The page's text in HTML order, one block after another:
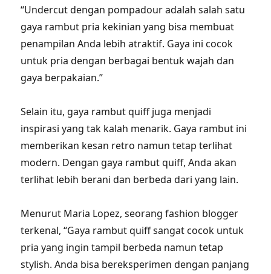
“Undercut dengan pompadour adalah salah satu
gaya rambut pria kekinian yang bisa membuat
penampilan Anda lebih atraktif. Gaya ini cocok
untuk pria dengan berbagai bentuk wajah dan
gaya berpakaian.”
Selain itu, gaya rambut quiff juga menjadi
inspirasi yang tak kalah menarik. Gaya rambut ini
memberikan kesan retro namun tetap terlihat
modern. Dengan gaya rambut quiff, Anda akan
terlihat lebih berani dan berbeda dari yang lain.
Menurut Maria Lopez, seorang fashion blogger
terkenal, “Gaya rambut quiff sangat cocok untuk
pria yang ingin tampil berbeda namun tetap
stylish. Anda bisa bereksperimen dengan panjang